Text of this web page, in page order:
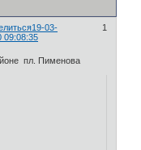
1
19-03-
09:08:35
пл. Пименова